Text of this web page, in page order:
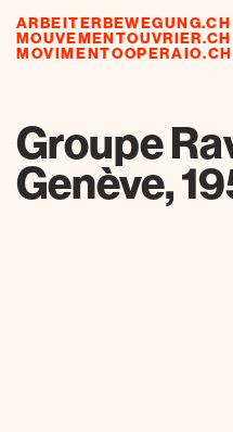
ARBEITERBEWEGUNG.CH
MOUVEMENTOUVRIER.CH
MOVIMENTOOPERAIO.CH
ressources
Groupe
Genève,